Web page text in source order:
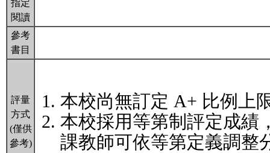
指定
閱讀
參考
書目
評量
方式
(僅供
參考)
本校尚無訂定 A+ 比例上
本校採用等第制評定成績
課教師可依等第定義調整